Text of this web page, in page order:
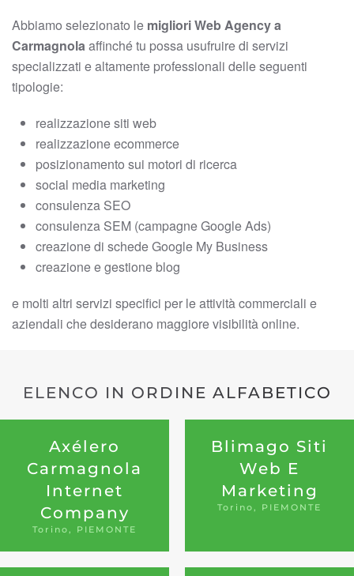
Abbiamo selezionato le migliori Web Agency a
Carmagnolaaffinché tu possa usufruire di servizi
specializzati e altamente professionali delle seguenti
tipologie:
realizzazione siti web
realizzazione ecommerce
posizionamento sui motori di ricerca
social media marketing
consulenza SEO
consulenza SEM (campagne Google Ads)
creazione di schede Google My Business
creazione e gestione blog
e molti altri servizi specifici per le attività commerciali e
aziendali che desiderano maggiore visibilità online.
ELENCO IN ORDINE ALFABETICO
Axélero
Carmagnola
Internet
Company
Torino, PIEMONTE
Blimago Siti
Web E
Marketing
Torino, PIEMONTE